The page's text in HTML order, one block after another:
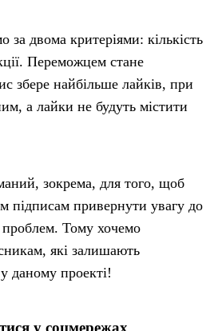
за двома критеріями: кількість
Переможцем стане
збере найбільше лайків, при
а лайки не будуть містити
зокрема, для того, щоб
підписам привернути увагу до
Тому хочемо
які залишають
даному проекті!